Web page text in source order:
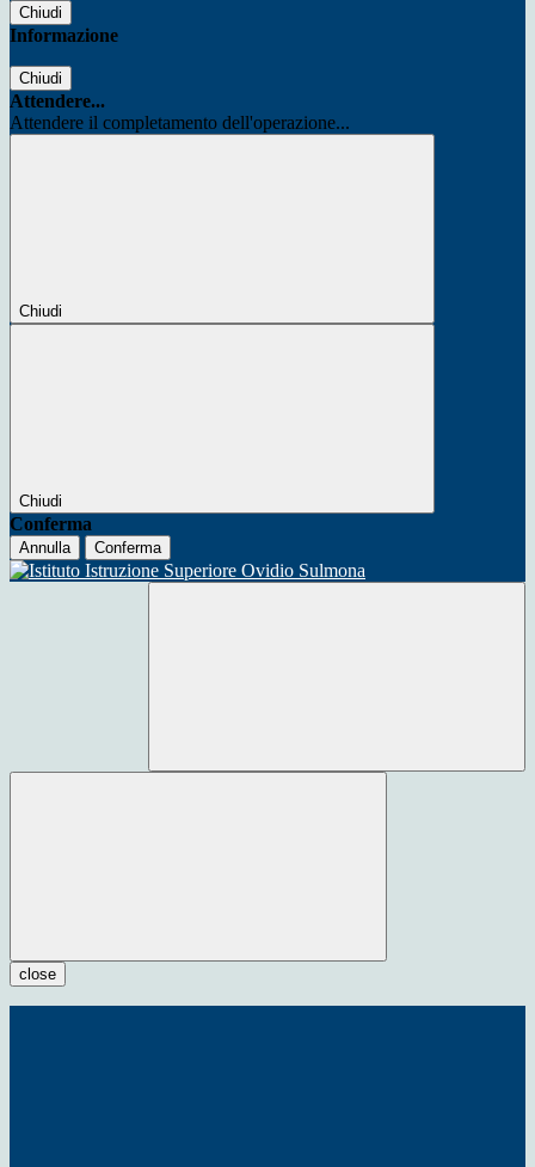
Chiudi
Informazione
Chiudi
Attendere...
Attendere il completamento dell'operazione...
Chiudi
Chiudi
Conferma
Annulla Conferma
close